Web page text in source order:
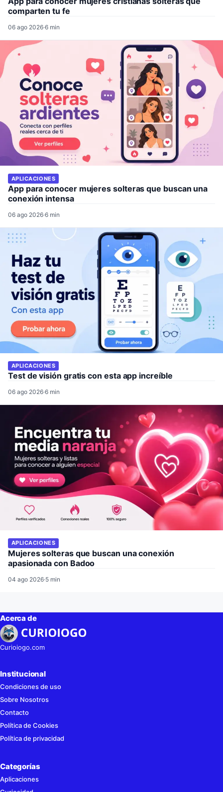
comparten tu fe
06 ago 2026·6 min
APLICACIONES
App para conocer mujeres solteras que buscan una
conexión intensa
06 ago 2026·6 min
APLICACIONES
Test de visión gratis con esta app increíble
06 ago 2026·6 min
APLICACIONES
Mujeres solteras que buscan una conexión
apasionada con Badoo
04 ago 2026·5 min
Acerca de
Curioiogo.com
Institucional
Condiciones de uso
Sobre Nosotros
Contacto
Política de Cookies
Política de privacidad
Categorías
Aplicaciones